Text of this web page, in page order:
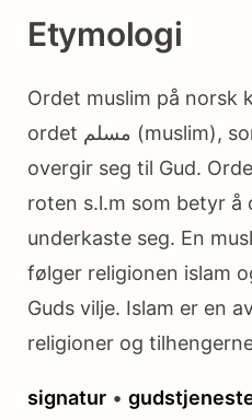
Etymologi
Ordet muslim på norsk
ordet مسلم (muslim), som betyr en som
overgir seg til Gud.
roten s.l.m som betyr å
underkaste seg. En
følger religionen islam
Guds vilje. Islam er en
religioner og
signatur •